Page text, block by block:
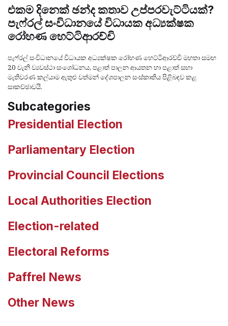
එකම දිනෙක් ඡන්ද කතාව උප්පරවැට්ටියක්?
පැෆ්රල් සංවිධානයේ විධායක අධ්‍යක්ෂක
රෝහණ හෙට්ටිආරච්චි
පැෆ්රල් සංවිධානයේ විධායක අධ්‍යක්ෂක රෝහණ හෙට්ටිආරච්චි මහතා සමඟ
20 වැනි ව්‍යවස්ථා සංශෝධනය, පළාත් පාලන ආයතන හා පළාත් සභා
මැතිවරණ කල්යාම ඇතුළු වත්මන් දේශපාලන සංස්කෘතිය පිළිබඳව කළ
සාකච්ඡාවයි.
Subcategories
Presidential Election
Parliamentary Election
Provincial Council Elections
Local Authorities Election
Election-related
Electoral Reforms
Paffrel News
Other News